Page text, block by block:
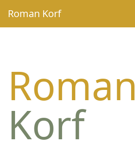
Roman Korf
Roman
Korf